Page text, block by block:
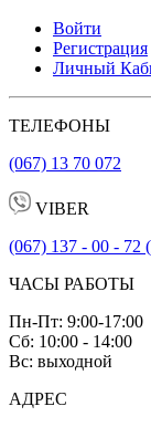
Войти
Регистрация
Личный
ТЕЛЕФОНЫ
(067) 13 70 072
VIBER
(067) 137 - 00 - 72
ЧАСЫ РАБОТЫ
Пн-Пт: 9:00-17:00
Сб: 10:00 - 14:00
Вс: выходной
АДРЕС